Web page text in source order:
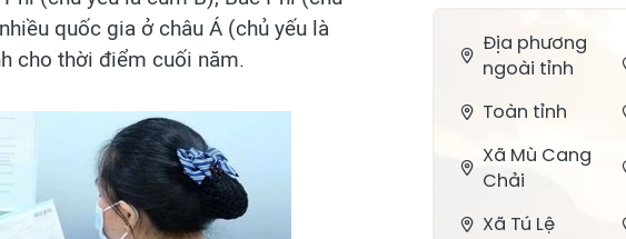
quốc gia ở châu Á (chủ yếu là
cho thời điểm cuối năm.
Địa phương
ngoài tỉnh
Toàn tỉnh
Xã Mù Cang
Chải
Xã Tú Lệ